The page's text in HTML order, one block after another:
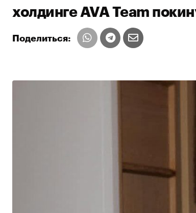
холдинге AVA Team
Поделиться: